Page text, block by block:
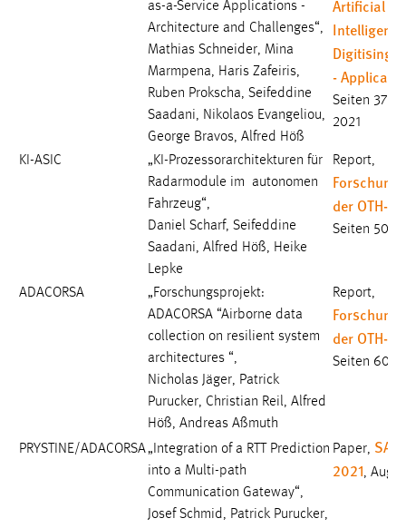
as-a-Service Applications -
Architecture and Challenges“,
Mathias Schneider, Mina
Marmpena, Haris Zafeiris,
Ruben Prokscha, Seifeddine
Saadani, Nikolaos Evangeliou,
George Bravos, Alfred Höß
Artificial
Digitising
-
Seiten 375-
2021
KI-ASIC
„KI-Prozessorarchitekturen für
Radarmodule im autonomen
Fahrzeug“,
Daniel Scharf, Seifeddine
Saadani, Alfred Höß, Heike
Lepke
Report,
der OTH-
Seiten 50-
ADACORSA
„Forschungsprojekt:
ADACORSA “Airborne data
collection on resilient system
architectures “,
Nicholas Jäger, Patrick
Purucker, Christian Reil, Alfred
Höß, Andreas Aßmuth
Report,
der OTH-
Seiten 60-
PRYSTINE/ADACORSA„Integration of a RTT Prediction
into a Multi-path
Communication Gateway“,
Josef Schmid, Patrick Purucker,
Paper,
2021,